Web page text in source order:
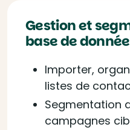
Gestion et
base de
Importer,
listes de
Segmentation
campagnes